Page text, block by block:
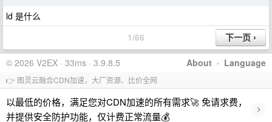
ld 是什么
1/66
About · Language
© 2026 V2EX · 33ms · 3.9.8.5
👉 图灵云融合CDN加速，大厂资源、比价全网
以最低的价格，满足您对CDN加速的所有需求🚀 免请求费，
并提供安全防护功能，仅计费正常流量💰
›